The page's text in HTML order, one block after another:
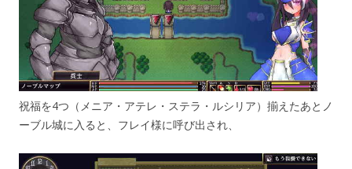
祝福を4つ（メニア・アテレ・ステラ・ルシリア）揃えたあとノ
ーブル城に入ると、フレイ様に呼び出され、